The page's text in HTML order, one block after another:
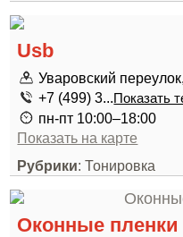
Usb
Уваровский
+7 (499) 3...Показать
пн-пт 10:00–18:00
Показать на карте
Рубрики: Тонировка
Оконные пленки